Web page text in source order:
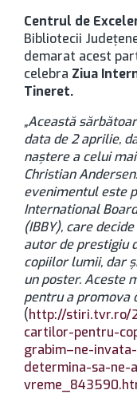
Centrul de
Bibliotecii
demarat acest
celebra Ziua
Tineret.
„Această
data de 2 aprilie,
naştere a celui
Christian
evenimentul este
International
(IBBY), care
autor de prestigiu
copiilor lumii, dar
un poster. Aceste
pentru a promova
(http://stiri.tvr.ro/
cartilor-pentru-
grabim–ne-
determina-sa-ne-